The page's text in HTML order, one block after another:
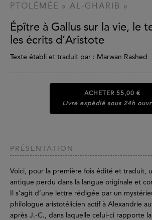
PTOLÉMÉE « AL-GHARIB »
Épître à Gallus sur la vie, le
les écrits d’Aristote
Texte établi et traduit par : Marwan Rashed
ACHETER 55,00 €
Livre expédié sous 24h
PRÉSENTATION
Voici, pour la première fois édité et traduit,
antique perdu dans la langue originale et
Il s’agit d’une lettre rédigée par un
philologue aristotélicien actif à Alexandrie
après J.-C., dans laquelle celui-ci rapporte la